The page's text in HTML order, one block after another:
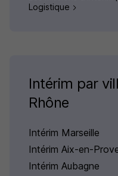
Logistique
Intérim par
Rhône
Intérim Marseille
Intérim Aix-en-
Intérim Aubagne